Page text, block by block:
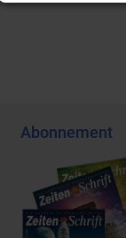
Abonnement